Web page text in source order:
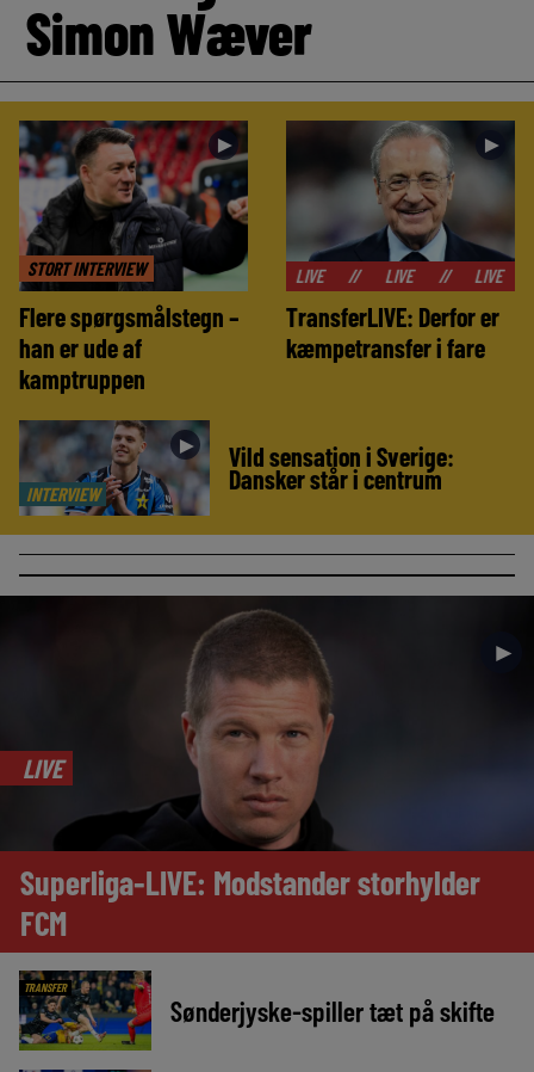
Simon Wæver
STORT INTERVIEW
►
Flere spørgsmålstegn –
han er ude af
kamptruppen
►
// LIVE LIVE LIVE LIVE
TransferLIVE: Derfor er
kæmpetransfer i fare
INTERVIEW
► Vild sensation i Sverige:
Dansker står i centrum
►
LIVE
Superliga-LIVE: Modstander storhylder
FCM
TRANSFER
Sønderjyske-spiller tæt på skifte